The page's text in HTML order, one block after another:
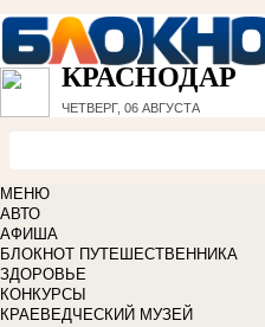
КРАСНОДАР
ЧЕТВЕРГ, 06 АВГУСТА
МЕНЮ
АВТО
АФИША
БЛОКНОТ ПУТЕШЕСТВЕННИКА
ЗДОРОВЬЕ
КОНКУРСЫ
КРАЕВЕДЧЕСКИЙ МУЗЕЙ